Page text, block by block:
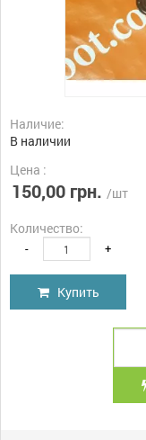
Наличие:
В наличии
Цена :
150,00 грн. /шт
Количество:
- +
Купить